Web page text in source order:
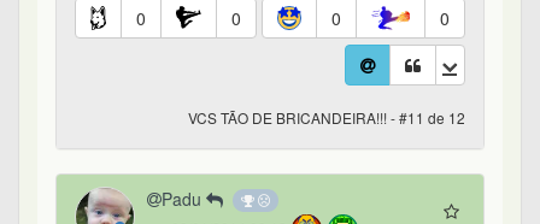
0 0 0 0
VCS TÃO DE BRICANDEIRA!!! - #11 de 12
Padu